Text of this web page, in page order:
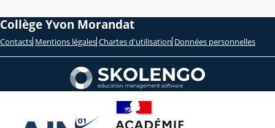
Collège Yvon Morandat
Contacts Mentions légales Chartes d'utilisation Données personnelles